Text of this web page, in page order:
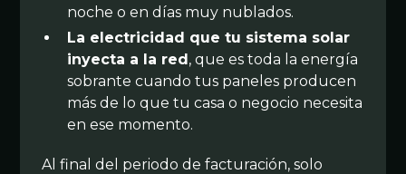
noche o en días muy nublados.
La electricidad que tu sistema solar
inyecta a la red, que es toda la energía
sobrante cuando tus paneles producen
más de lo que tu casa o negocio necesita
en ese momento.
Al final del periodo de facturación, solo